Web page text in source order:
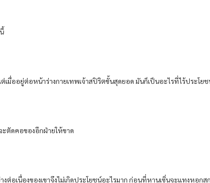
มื่ออยู่ต่อหน้าร่างกายเทพเจ้าสปิริตขั้นสุดยอด มันก็เป็นอะไรที่ไร้ประโย
ะตัดคอของอีกฝ่ายให้ขาด
อเนื่องของเขาจึงไม่เกิดประโยชน์อะไรมาก ก่อนที่หานเซิ่นจะแทงหอกส